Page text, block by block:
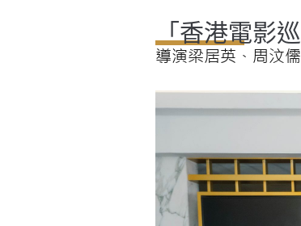
「香港電影
導演梁居英、周汶